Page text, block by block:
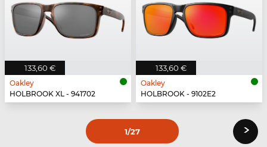
133,60 €
Oakley
HOLBROOK XL - 941702
133,60 €
Oakley
HOLBROOK - 9102E2
1/27 ›